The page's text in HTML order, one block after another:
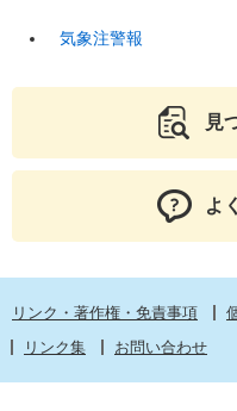
気象注警報
見
よ
リンク・著作権・免責事項
リンク集
お問い合わせ